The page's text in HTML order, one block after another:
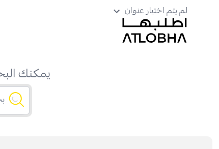
لم يتم اختيار عنوان
يمكنك